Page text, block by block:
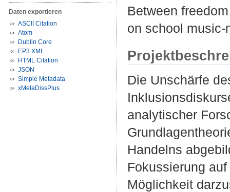
Daten exportieren
ASCII Citation
Atom
Dublin Core
EP3 XML
HTML Citation
JSON
Simple Metadata
xMetaDissPlus
Between
on school
Die Unschärfe
analytischer
Handelns
Fokussierung
Möglichkeit